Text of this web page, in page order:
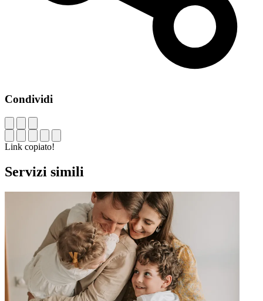
Condividi
Link copiato!
Servizi simili